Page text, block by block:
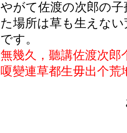
やがて佐渡の次郎の
た場所は草も生えな
です。
無幾久，聽講佐渡次郎
嗄變連草都生毋出个荒